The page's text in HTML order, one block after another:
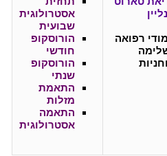
רפואה
אסטרולוגית
שבועית
הורוסקופ
חודשי
הורוסקופ
שנתי
התאמת
מזלות
התאמה
אסטרולוגית